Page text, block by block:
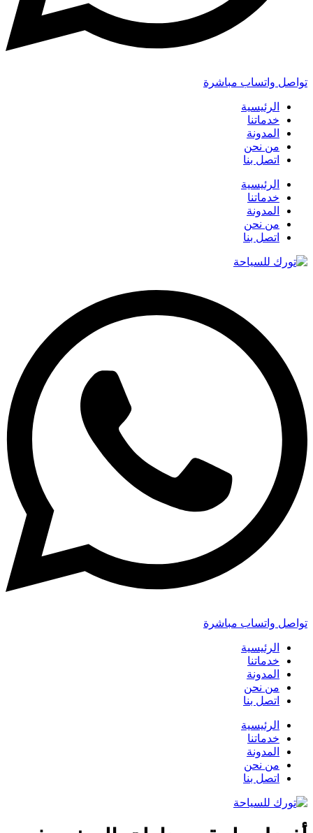
تواصل واتساب مباشرة
الرئيسية
خدماتنا
المدونة
من نحن
اتصل بنا
الرئيسية
خدماتنا
المدونة
من نحن
اتصل بنا
تواصل واتساب مباشرة
الرئيسية
خدماتنا
المدونة
من نحن
اتصل بنا
الرئيسية
خدماتنا
المدونة
من نحن
اتصل بنا